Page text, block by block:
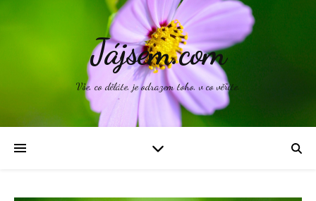
Jájsem.com
Vše, co děláte, je odrazem toho, v co věříte.